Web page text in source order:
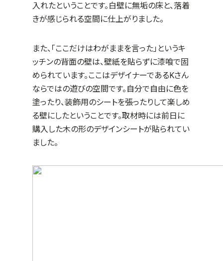
入れたということです。白壁に無垢の床と、落着
きが感じられる空間に仕上がりました。
また、「ここだけはわがままを言った」というキ
ッチンの背面の壁は、壁紙を貼らずに漆喰で固
められています。ここはデザイナーであるKさん
ならではの遊びの空間です。自分で自由に色を
塗ったり、装飾用のシートを張ったりして楽しめ
る壁にしたということです。取材時には前日に
購入した木の形のデザインシートが貼られてい
ました。